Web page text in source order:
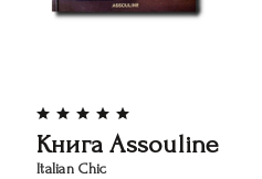
Книга Assouline
Italian Chic